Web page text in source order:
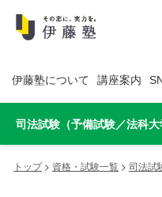
伊藤塾について 講座案内
司法試験（予備試験／法科大
トップ> 資格・試験一覧 > 司法試